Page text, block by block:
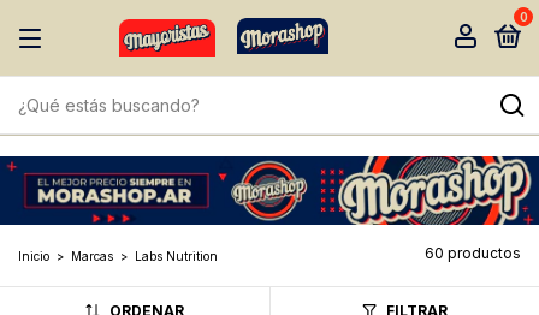
0
Inicio > Marcas > Labs Nutrition 60 productos
ORDENAR FILTRAR